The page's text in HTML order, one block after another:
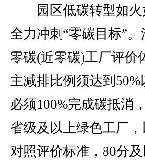
园区低碳转型如火
全力冲刺“零碳目标”
零碳(近零碳)工厂评价
主减排比例须达到
必须100%完成碳抵消
省级及以上绿色工厂
对照评价标准，80分